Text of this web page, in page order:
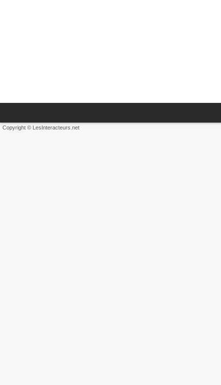
Copyright © LesInteracteurs.net